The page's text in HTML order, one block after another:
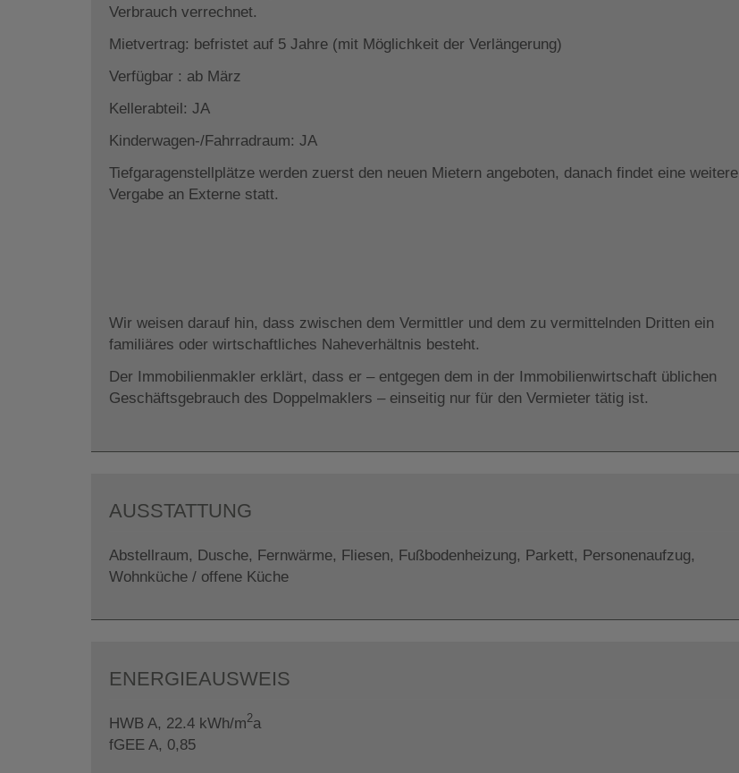
Verbrauch verrechnet.
Mietvertrag: befristet auf 5 Jahre (mit Möglichkeit der Verlängerung)
Verfügbar : ab März
Kellerabteil: JA
Kinderwagen-/Fahrradraum: JA
Tiefgaragenstellplätze werden zuerst den neuen Mietern angeboten, danach findet eine weitere
Vergabe an Externe statt.
Wir weisen darauf hin, dass zwischen dem Vermittler und dem zu vermittelnden Dritten ein
familiäres oder wirtschaftliches Naheverhältnis besteht.
Der Immobilienmakler erklärt, dass er – entgegen dem in der Immobilienwirtschaft üblichen
Geschäftsgebrauch des Doppelmaklers – einseitig nur für den Vermieter tätig ist.
AUSSTATTUNG
Abstellraum Dusche Fernwärme Fliesen Fußbodenheizung Parkett Personenaufzug
Wohnküche / offene Küche
ENERGIEAUSWEIS
HWB A, 22.4 kWh/m2a
fGEE A, 0,85